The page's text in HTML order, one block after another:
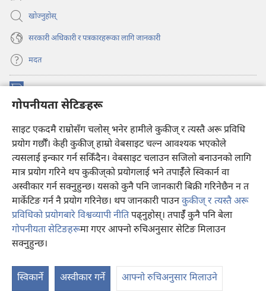
गोपनीयता सेटिङहरू
साइट एकदमै राम्रोसँग चलोस् भनेर हामीले कुकीज् र त्यस्तै अरू प्रविधि
प्रयोग गर्छौँ। केही कुकीज्‌ हाम्रो वेबसाइट चल्न आवश्यक भएकोले
त्यसलाई इन्कार गर्न सकिँदैन। वेबसाइट चलाउन सजिलो बनाउनको लागि
मात्र प्रयोग गरिने थप कुकीज्‌को प्रयोगलाई भने तपाईँले स्विकार्न वा
अस्वीकार गर्न सक्नुहुन्छ। यसको कुनै पनि जानकारी बिक्री गरिनेछैन न त
मार्केटिङ गर्न नै प्रयोग गरिनेछ। थप जानकारी पाउनकुकीज् र त्यस्तै अरू
प्रविधिको प्रयोगबारे विश्वव्यापी नीतिपढ्नुहोस्। तपाईँ कुनै पनि बेला
गोपनीयता सेटिङहरूमा गएर आफ्नो रुचिअनुसार सेटिङ मिलाउन
सक्नुहुन्छ।
स्विकार्ने अस्वीकार गर्ने आफ्नो रुचिअनुसार मिलाउने
खोज्नुहोस्‌
सरकारी अधिकारी र पत्रकारहरूका लागि जानकारी
मदत
(ब्राउजरको
अर्को
नयाँ
पृष्ठ
प्रहरीधरहरा अनलाइन लाइब्रेरी
(ब्राउजरको
अर्को
नयाँ
पृष्ठ
खुल्नेछ)
JW Hub ®
(ब्राउजरको
अर्को
ट्याबमा
नयाँ
पृष्ठ
खुल्नेछ)
JW लाइब्रेरी
Copyright© 2026 Watch Tower Bible and Tract Society of Pennsylvania.